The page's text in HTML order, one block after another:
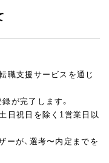
職支援サービスを通じ
が完了します。
日祝日を除く1営業日以
ーが、選考〜内定までを